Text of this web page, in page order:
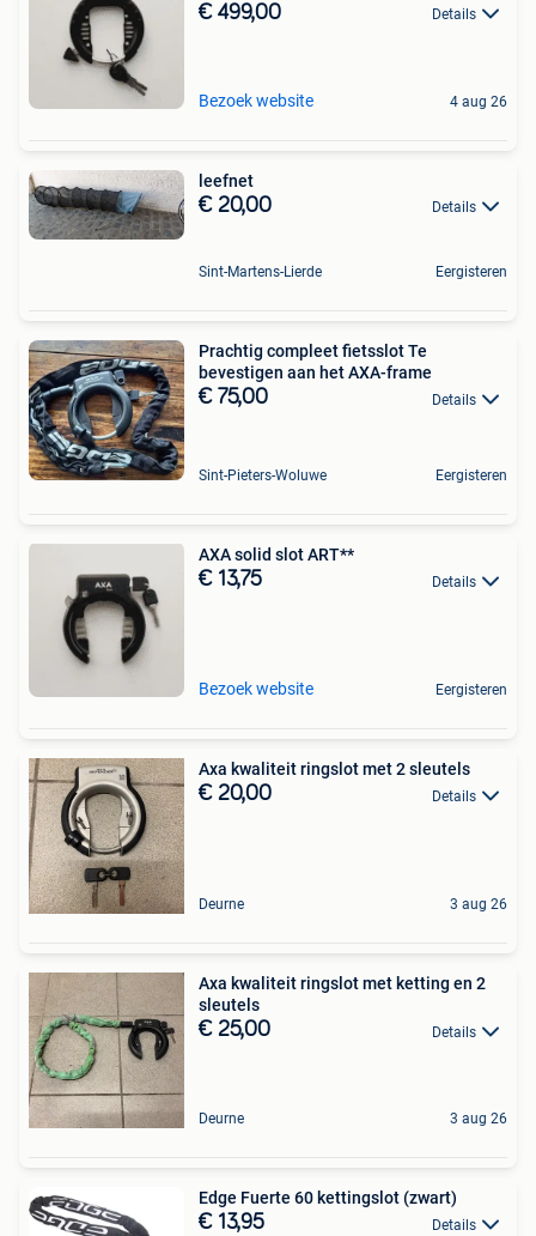
€ 499,00 Details
Bezoek website 4 aug 26
leefnet
€ 20,00 Details
Sint-Martens-Lierde Eergisteren
Prachtig compleet fietsslot Te
bevestigen aan het AXA-frame
€ 75,00 Details
Sint-Pieters-Woluwe Eergisteren
AXA solid slot ART**
€ 13,75 Details
Bezoek website Eergisteren
Axa kwaliteit ringslot met 2 sleutels
€ 20,00 Details
Deurne 3 aug 26
Axa kwaliteit ringslot met ketting en 2
sleutels
€ 25,00 Details
Deurne 3 aug 26
Edge Fuerte 60 kettingslot (zwart)
€ 13,95 Details